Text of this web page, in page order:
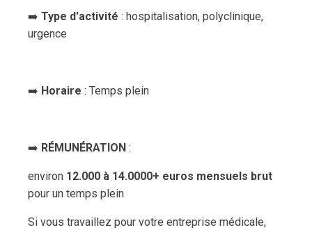
➡️ Type d'activité : hospitalisation, polyclinique,
urgence
➡️ Horaire : Temps plein
➡️ RÉMUNÉRATION :
environ 12.000 à 14.0000+ euros mensuels brut
pour un temps plein
Si vous travaillez pour votre entreprise médicale,